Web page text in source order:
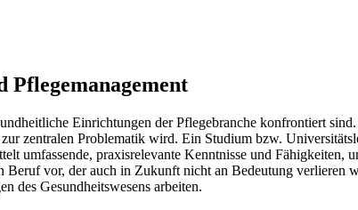
Pflegemanagement
Einrichtungen der Pflegebranche konfrontiert
zentralen Problematik wird. Ein Studium bzw.
umfassende, praxisrelevante Kenntnisse und Fähigkeiten,
Beruf vor, der auch in Zukunft nicht an Bedeutung
des Gesundheitswesens arbeiten.